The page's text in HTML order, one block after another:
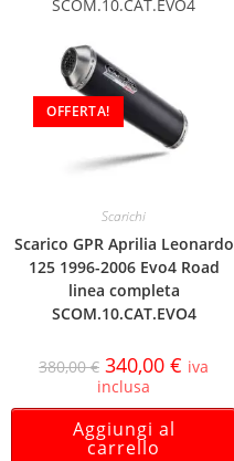
SCOM.10.CAT.EVO4
OFFERTA!
Scarichi
Scarico GPR Aprilia Leonardo
125 1996-2006 Evo4 Road
linea completa
SCOM.10.CAT.EVO4
380,00€ 340,00 € iva
inclusa
Aggiungi al
carrello